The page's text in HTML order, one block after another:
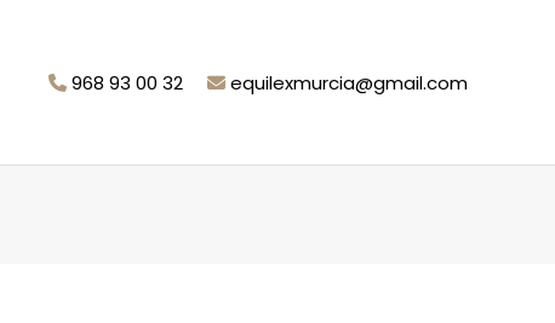
968 93 00 32 equilexmurcia@gmail.com